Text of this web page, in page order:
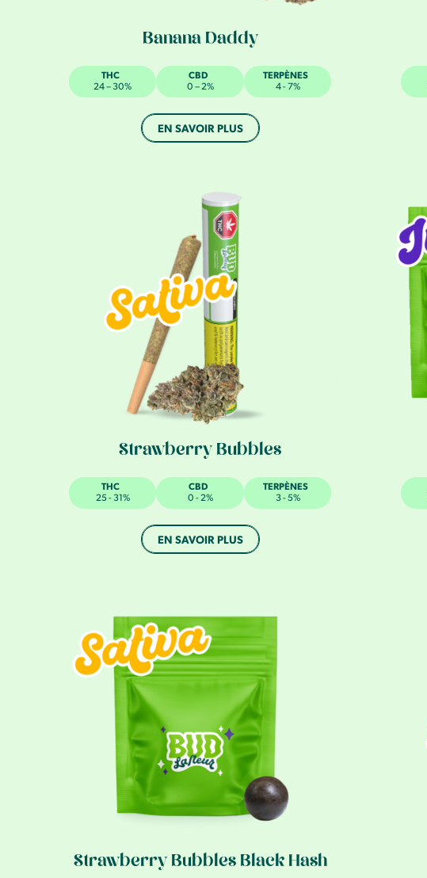
Banana Daddy
THC
24 – 30%
CBD
0 – 2%
TERPÈNES
4 - 7%
EN SAVOIR PLUS
Strawberry Bubbles
THC
25 - 31%
CBD
0 - 2%
TERPÈNES
3 - 5%
EN SAVOIR PLUS
Strawberry Bubbles Black Hash